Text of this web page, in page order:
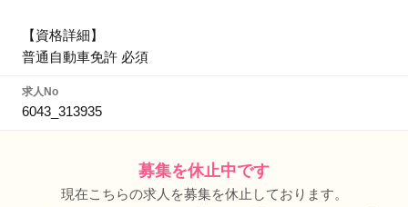
【資格詳細】
普通自動車免許 必須
求人No
6043_313935
募集を休止中です
現在こちらの求人を募集を休止しております。